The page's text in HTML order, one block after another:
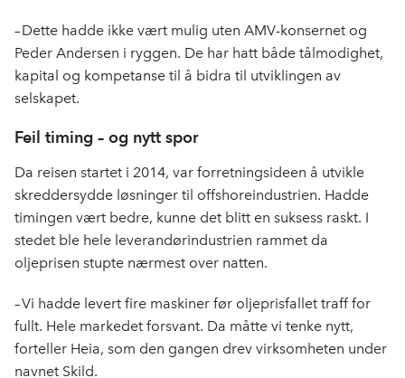
– Dette hadde ikke vært mulig uten AMV-konsernet og
Peder Andersen i ryggen. De har hatt både tålmodighet,
kapital og kompetanse til å bidra til utviklingen av
selskapet.
Feil timing – og nytt spor
Da reisen startet i 2014, var forretningsideen å utvikle
skreddersydde løsninger til offshoreindustrien. Hadde
timingen vært bedre, kunne det blitt en suksess raskt. I
stedet ble hele leverandørindustrien rammet da
oljeprisen stupte nærmest over natten.
– Vi hadde levert fire maskiner før oljeprisfallet traff for
fullt. Hele markedet forsvant. Da måtte vi tenke nytt,
forteller Heia, som den gangen drev virksomheten under
navnet Skild.